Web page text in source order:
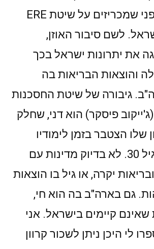
להתפתחות לפני שמכריזים על שיטת ERE
לשם סיבור האוזן,
את יתרונות ישראל בכך
והוצאות הבריאות בה
גיבורה של שיטת החסכנות
פיסקר) הוא דני, שחלק
שלו הצטבר בזמן לימודיו
בשווייץ ולפני גיל 30. לא בדיוק מדינות עם
יקרה, או גיל בו הוצאות
גם בארה"ב בה הוא חי,
שאינם קיימים בישראל. אני
לי היכן ניתן לשכור קרוון